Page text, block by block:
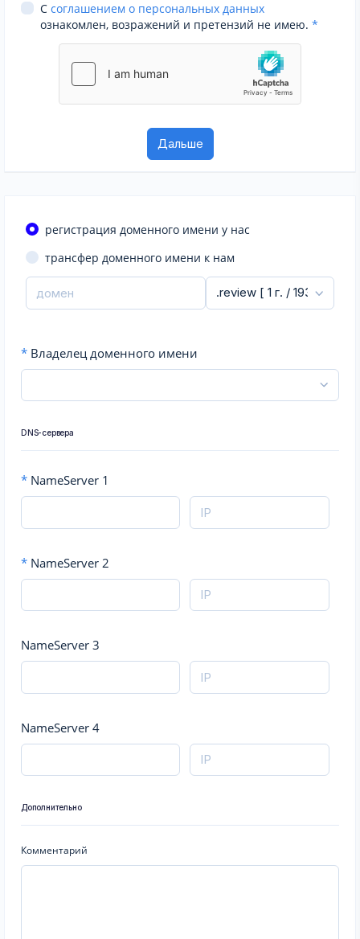
С соглашением о персональных данных
ознакомлен, возражений и претензий не имею. *
регистрация доменного имени у нас
трансфер доменного имени к нам
* Владелец доменного имени
DNS-сервера
* NameServer 1
* NameServer 2
NameServer 3
NameServer 4
Дополнительно
Комментарий